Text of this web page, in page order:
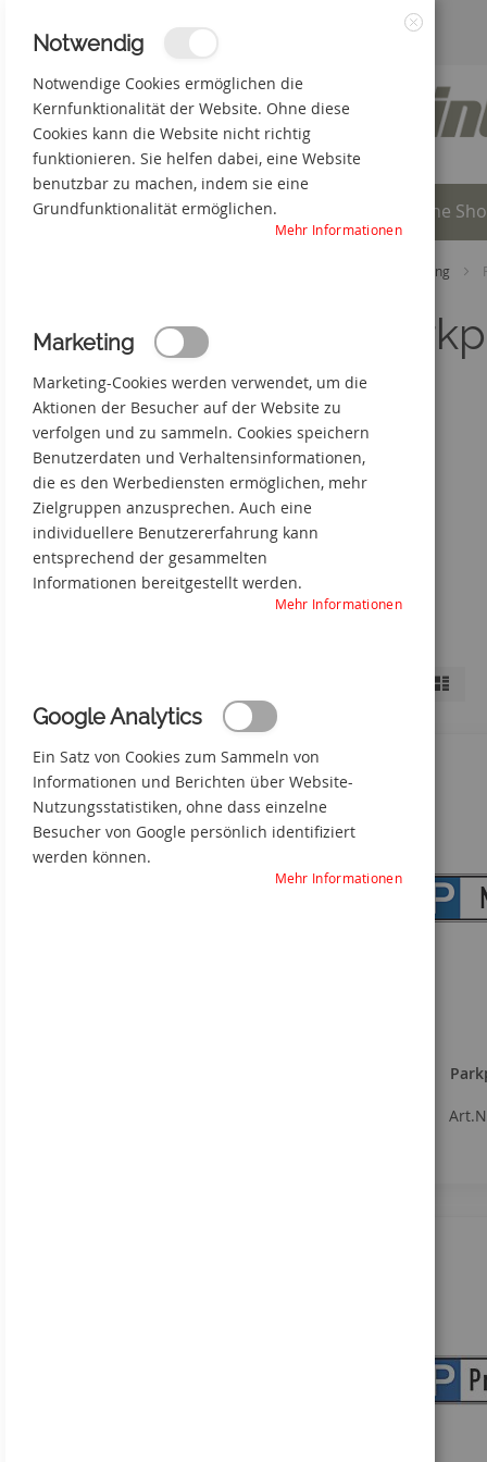
Inhalt
springen
3% Online-Rabatt +49(0) 50 66 98 09-0
Individuelle Produkte Online
Betriebskennzeichnung
Anzeigen
Liste
Möglichkeiten
MATERIAL
GRÖSSE
FARBE
Notwendig
Notwendige Cookies ermöglichen die
Kernfunktionalität der Website. Ohne diese
Cookies kann die Website nicht richtig
funktionieren. Sie helfen dabei, eine Website
benutzbar zu machen, indem sie eine
Grundfunktionalität ermöglichen.
Mehr Informationen
Marketing
Marketing-Cookies werden verwendet, um die
Aktionen der Besucher auf der Website zu
verfolgen und zu sammeln. Cookies speichern
Benutzerdaten und Verhaltensinformationen,
die es den Werbediensten ermöglichen, mehr
Zielgruppen anzusprechen. Auch eine
individuellere Benutzererfahrung kann
entsprechend der gesammelten
Informationen bereitgestellt werden.
Mehr Informationen
Google Analytics
Ein Satz von Cookies zum Sammeln von
Informationen und Berichten über Website-
Nutzungsstatistiken, ohne dass einzelne
Besucher von Google persönlich identifiziert
werden können.
Mehr Informationen